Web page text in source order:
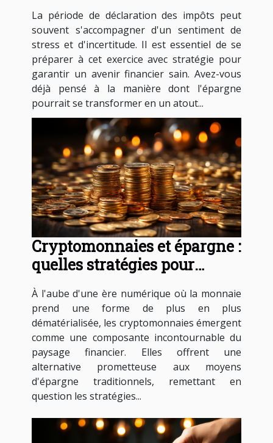
avenir financier sain
La période de déclaration des impôts peut
souvent s'accompagner d'un sentiment de
stress et d'incertitude. Il est essentiel de se
préparer à cet exercice avec stratégie pour
garantir un avenir financier sain. Avez-vous
déjà pensé à la manière dont l'épargne
pourrait se transformer en un atout...
Cryptomonnaies et épargne :
quelles stratégies pour
l'avenir ?
À l'aube d'une ère numérique où la monnaie
prend une forme de plus en plus
dématérialisée, les cryptomonnaies émergent
comme une composante incontournable du
paysage financier. Elles offrent une
alternative prometteuse aux moyens
d'épargne traditionnels, remettant en
question les stratégies...